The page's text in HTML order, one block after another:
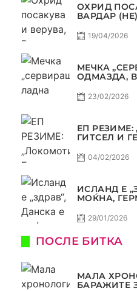
ОХРИД
ВАРДАР
19/04/2026
МЕЧКА
ОДМАЗДА,
23/02/2026
ЕП
ГИТСЕЛ И
04/02/2026
ИСЛАНД Е
МОЌНА,
29/01/2026
ПОСЛЕ БИТКА
МАЛА
БАРАЖИТЕ